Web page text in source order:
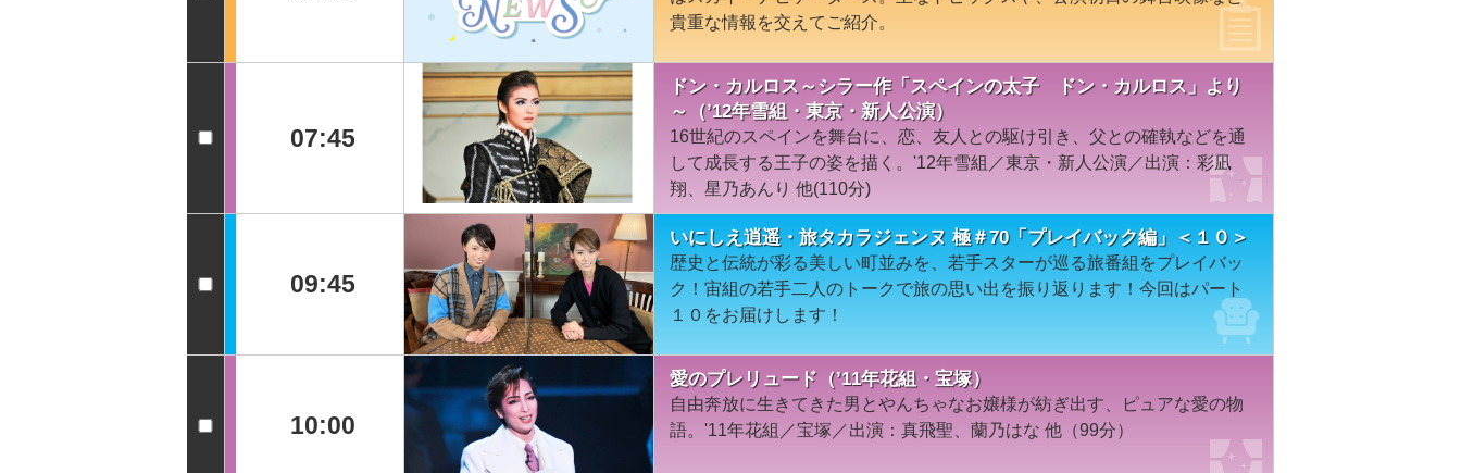
貴重な情報を交えてご紹介。
07:45
ドン・カルロス～シラー作「スペインの太子 ドン・カルロス」より
～（’12年雪組・東京・新人公演）
16世紀のスペインを舞台に、恋、友人との駆け引き、父との確執などを通
して成長する王子の姿を描く。'12年雪組／東京・新人公演／出演：彩凪
翔、星乃あんり 他(110分)
09:45
いにしえ逍遥・旅タカラジェンヌ 極＃70「プレイバック編」＜１０＞
歴史と伝統が彩る美しい町並みを、若手スターが巡る旅番組をプレイバッ
ク！宙組の若手二人のトークで旅の思い出を振り返ります！今回はパート
１０をお届けします！
10:00
愛のプレリュード（’11年花組・宝塚）
自由奔放に生きてきた男とやんちゃなお嬢様が紡ぎ出す、ピュアな愛の物
語。'11年花組／宝塚／出演：真飛聖、蘭乃はな 他（99分）